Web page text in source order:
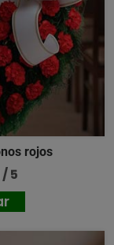
rojos
/ 5